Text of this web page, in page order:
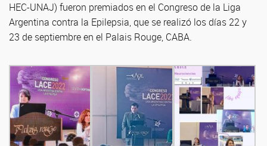
HEC-UNAJ) fueron premiados en el Congreso de la Liga
Argentina contra la Epilepsia, que se realizó los días 22 y
23 de septiembre en el Palais Rouge, CABA.